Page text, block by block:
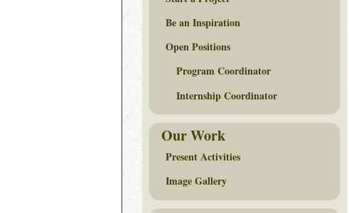
Be an Inspiration
Open Positions
Program Coordinator
Internship Coordinator
Our Work
Present Activities
Image Gallery